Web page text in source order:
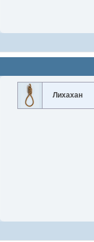
Лихахан